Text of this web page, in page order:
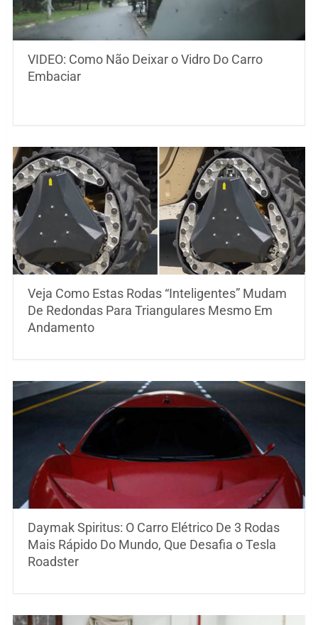
VIDEO: Como Não Deixar o Vidro Do Carro
Embaciar
Veja Como Estas Rodas “Inteligentes” Mudam
De Redondas Para Triangulares Mesmo Em
Andamento
Daymak Spiritus: O Carro Elétrico De 3 Rodas
Mais Rápido Do Mundo, Que Desafia o Tesla
Roadster